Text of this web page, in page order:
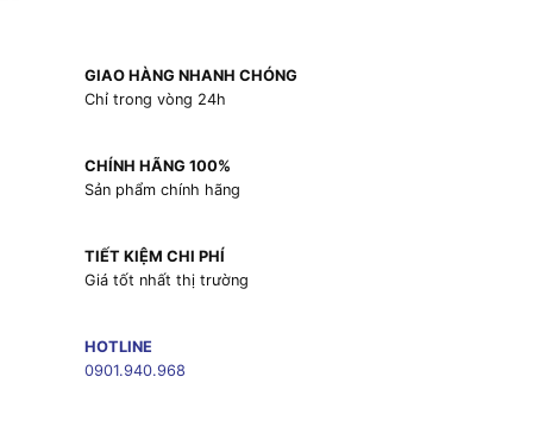
GIAO HÀNG NHANH CHÓNG
Chỉ trong vòng 24h
CHÍNH HÃNG 100%
Sản phẩm chính hãng
TIẾT KIỆM CHI PHÍ
Giá tốt nhất thị trường
HOTLINE
0901.940.968